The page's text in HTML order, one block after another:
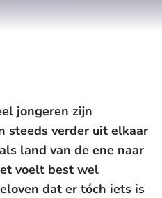
jongeren zijn
steeds verder uit elkaar
land van de ene naar
voelt best wel
dat er tóch iets is